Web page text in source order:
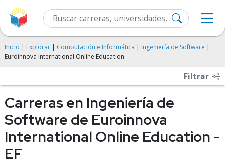
Inicio | Explorar | Computación e Informática | Ingeniería de Software |
Euroinnova International Online Education
Filtrar
Carreras en Ingeniería de
Software de Euroinnova
International Online Education -
EF